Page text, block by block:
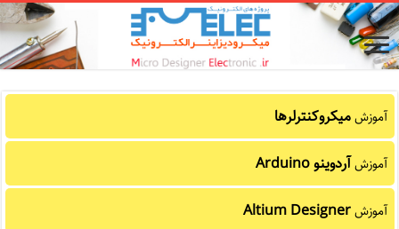
آموزشمیکروکنترلرها
آموزشآردوینو Arduino
آموزشAltium Designer